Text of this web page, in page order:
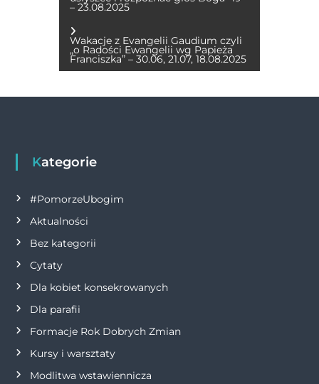
o
o
k
g
er
p
k
a
w
j
a
w
p
i
s
– 23.08.2025
Wakacje z Evangelii Gaudium czyli
„o Radości Ewangelii wg Papieża
Franciszka” – 30.06, 21.07, 18.08.2025
Kategorie
#PomorzeUbogim
Aktualności
Bez kategorii
Cytaty
Dla kobiet konsekrowanych
Dla parafii
Formacje Rok Dobrych Zmian
Kursy i warsztaty
Modlitwa wstawiennicza